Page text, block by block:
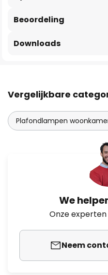
Beoordeling
Downloads
Vergelijkbare
Plafondlampen
We
Onze
Neem